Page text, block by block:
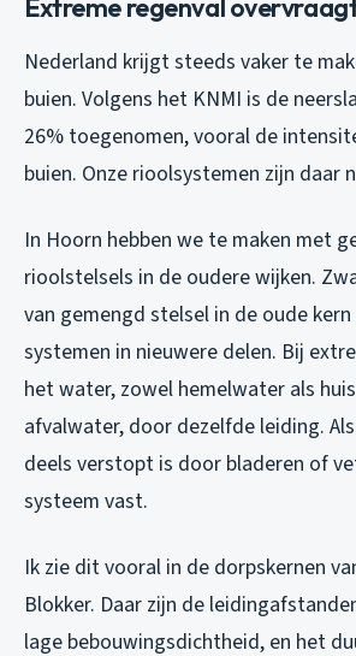
Extreme regenval
Nederland krijgt steeds vaker te
buien. Volgens het KNMI is de
26% toegenomen, vooral de
buien. Onze rioolsystemen zijn daar
In Hoorn hebben we te maken met
rioolstelsels in de oudere wijken.
van gemengd stelsel in de oude
systemen in nieuwere delen. Bij
het water, zowel hemelwater als
afvalwater, door dezelfde leiding.
deels verstopt is door bladeren of
systeem vast.
Ik zie dit vooral in de dorpskernen
Blokker. Daar zijn de
lage bebouwingsdichtheid, en het